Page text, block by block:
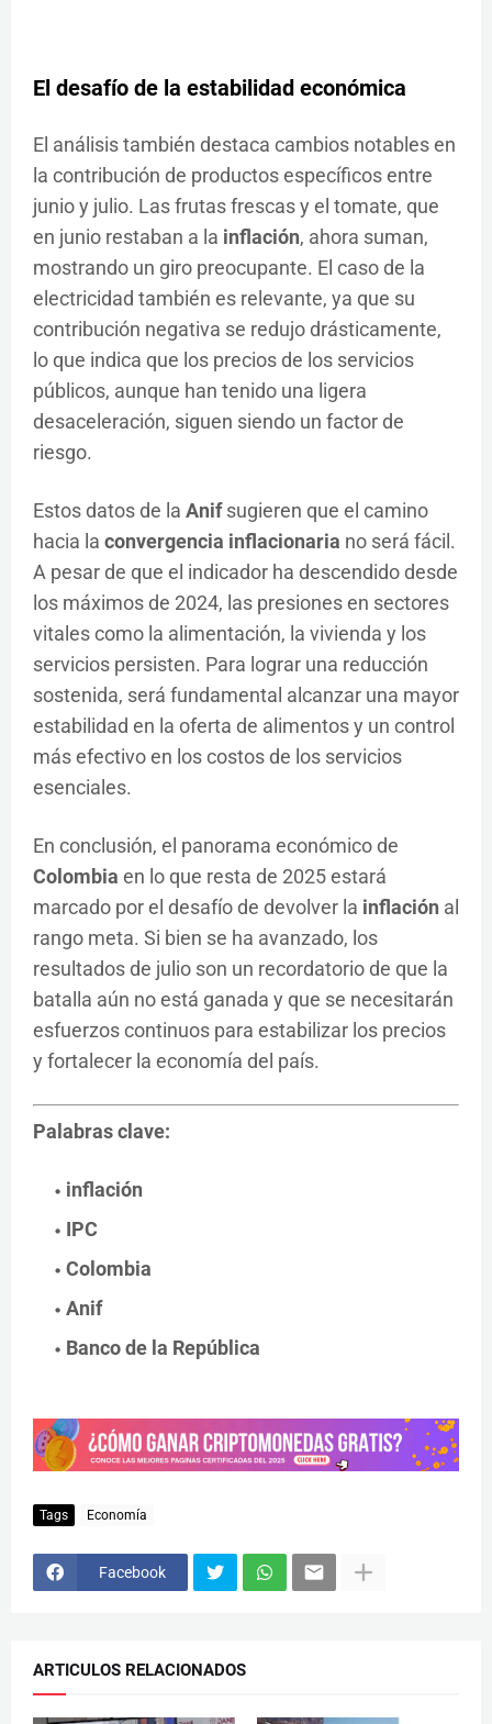
El desafío de la estabilidad económica
El análisis también destaca cambios notables en
la contribución de productos específicos entre
junio y julio. Las frutas frescas y el tomate, que
en junio restaban a la inflación, ahora suman,
mostrando un giro preocupante. El caso de la
electricidad también es relevante, ya que su
contribución negativa se redujo drásticamente,
lo que indica que los precios de los servicios
públicos, aunque han tenido una ligera
desaceleración, siguen siendo un factor de
riesgo.
Estos datos de la Anifsugieren que el camino
hacia la convergencia inflacionaria no será fácil.
A pesar de que el indicador ha descendido desde
los máximos de 2024, las presiones en sectores
vitales como la alimentación, la vivienda y los
servicios persisten. Para lograr una reducción
sostenida, será fundamental alcanzar una mayor
estabilidad en la oferta de alimentos y un control
más efectivo en los costos de los servicios
esenciales.
En conclusión, el panorama económico de
Colombia en lo que resta de 2025 estará
marcado por el desafío de devolver la inflación al
rango meta. Si bien se ha avanzado, los
resultados de julio son un recordatorio de que la
batalla aún no está ganada y que se necesitarán
esfuerzos continuos para estabilizar los precios
y fortalecer la economía del país.
Palabras clave:
inflación
IPC
Colombia
Anif
Banco de la República
Tags Economía
Facebook
ARTICULOS RELACIONADOS